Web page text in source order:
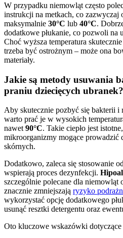
W przypadku niemowląt często
instrukcji na metkach, co zazwyczaj
maksymalnie 30°C lub 40°C.
dodatkowe płukanie, co pozwoli na
Choć wyższa temperatura
trzeba być ostrożnym – może ona
materiały.
Jakie są metody usuwania
praniu dziecięcych ubranek?
Aby skutecznie pozbyć się bakterii i
warto prać je w wysokich
nawet90°C. Takie ciepło jest
mikroorganizmy mogące prowadzić
skórnych.
Dodatkowo, zaleca się stosowanie
wspierają proces dezynfekcji.
szczególnie polecane dla niemowląt
znacznie zmniejszają ryzyko
wykorzystać opcję dodatkowego
usunąć resztki detergentu oraz
Oto kluczowe wskazówki